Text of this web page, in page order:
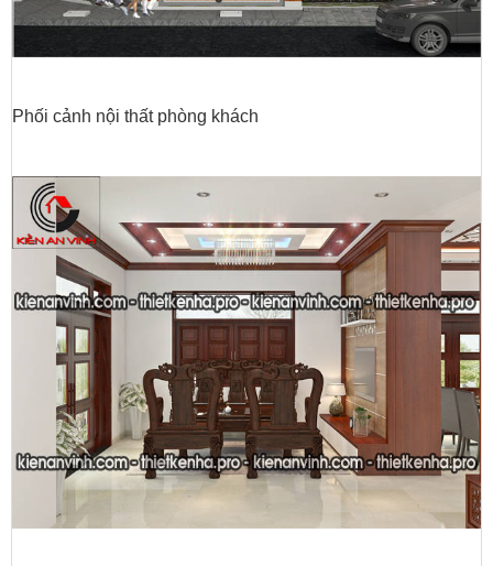
Phối cảnh nội thất phòng khách